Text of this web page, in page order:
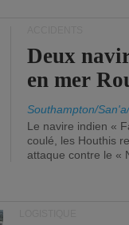
Deux
en mer
Southampton/
Le navire indien «
coulé, les Houthis
attaque contre le «